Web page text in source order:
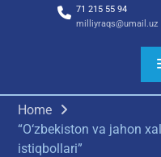
71 215 55 94
milliyraqs@umail.uz
Home
“О‘zbekiston va jahon
istiqbollari”